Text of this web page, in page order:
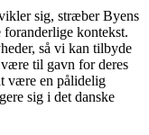
sig, stræber Byens
kontekst.
så vi kan tilbyde
til gavn for deres
være en pålidelig
sig i det danske